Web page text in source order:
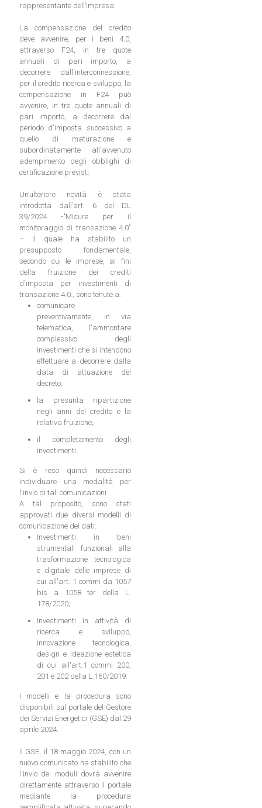
rappresentante dell’impresa.
La compensazione del credito
deve avvenire, per i beni 4.0,
attraverso F24, in tre quote
annuali di pari importo, a
decorrere dall'interconnessione;
per il credito ricerca e sviluppo, la
compensazione in F24 può
avvenire, in tre quote annuali di
pari importo, a decorrere dal
periodo d'imposta successivo a
quello di maturazione e
subordinatamente all'avvenuto
adempimento degli obblighi di
certificazione previsti.
Un’ulteriore novità è stata
introdotta dall’art. 6 del DL
39/2024 -"Misure per il
monitoraggio di transazione 4.0"
– il quale ha stabilito un
presupposto fondamentale,
secondo cui le imprese, ai fini
della fruizione dei crediti
d'imposta per investimenti di
transazione 4.0., sono tenute a:
comunicare
preventivamente, in via
telematica, l'ammontare
complessivo degli
investimenti che si intendono
effettuare a decorrere dalla
data di attuazione del
decreto;
la presunta ripartizione
negli anni del credito e la
relativa fruizione;
il completamento degli
investimenti.
Si è reso quindi necessario
individuare una modalità per
l'invio di tali comunicazioni.
A tal proposito, sono stati
approvati due diversi modelli di
comunicazione dei dati:
Investimenti in beni
strumentali funzionali alla
trasformazione tecnologica
e digitale delle imprese di
cui all'art. 1 commi da 1057
bis a 1058 ter della L.
178/2020;
Investimenti in attività di
ricerca e sviluppo,
innovazione tecnologica,
design e ideazione estetica
di cui all'art.1 commi 200,
201 e 202 della L.160/2019.
I modelli e la procedura sono
disponibili sul portale del Gestore
dei Servizi Energetici (GSE) dal 29
aprile 2024.
Il GSE, il 18 maggio 2024, con un
nuovo comunicato ha stabilito che
l'invio dei moduli dovrà avvenire
direttamente attraverso il portale
mediante la procedura